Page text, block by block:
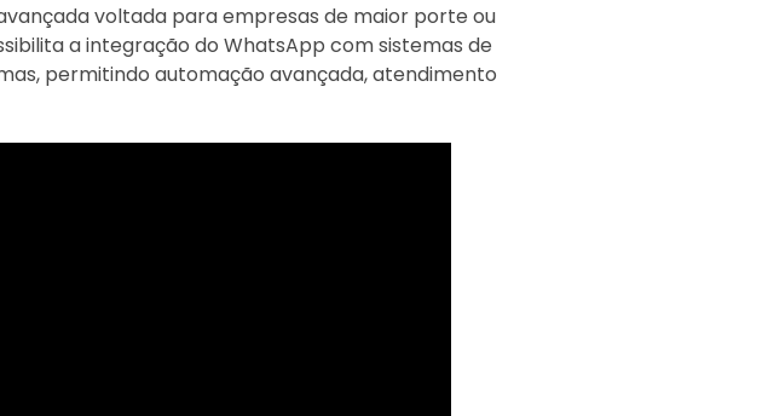
voltada para empresas de maior porte ou
a integração do WhatsApp com sistemas de
permitindo automação avançada, atendimento